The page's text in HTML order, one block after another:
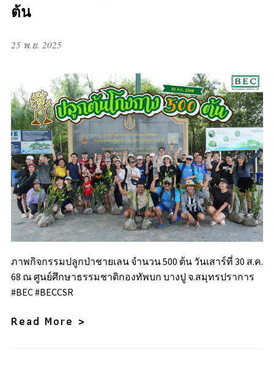
ต้น
25 พ.ย. 2025
ภาพกิจกรรมปลูกป่าชายเลน จำนวน 500 ต้น วันเสาร์ที่ 30 ส.ค.
68 ณ ศูนย์ศึกษาธรรมชาติกองทัพบก บางปู จ.สมุทรปราการ
#BEC #BECCSR
Read More >